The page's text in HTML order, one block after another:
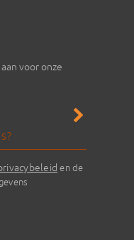
voor onze
en de